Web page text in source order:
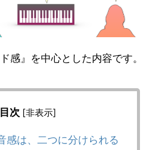
』を中心とした内容です。
目次 [非表示]
感は、二つに分けられる